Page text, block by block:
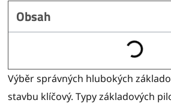
Obsah
Výběr správných hlubokých
stavbu klíčový. Typy základových